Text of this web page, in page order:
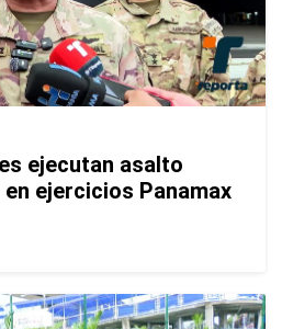
ejecutan asalto
ejercicios Panamax